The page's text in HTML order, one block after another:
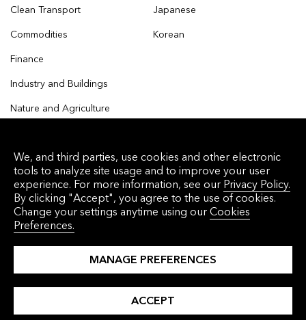
Clean Transport
Commodities
Finance
Industry and Buildings
Nature and Agriculture
Japanese
Korean
© 2026 Bloomberg Finance L.P. All rights reserved.
Privacy Policy Terms of Service Disclaimer
Cookie Preferences
We, and third parties, use cookies and other electronic
tools to analyze site usage and to improve your user
experience. For more information, see our Privacy Policy.
By clicking "Accept", you agree to the use of cookies.
Change your settings anytime using ourCookies
Preferences.
MANAGE PREFERENCES
ACCEPT